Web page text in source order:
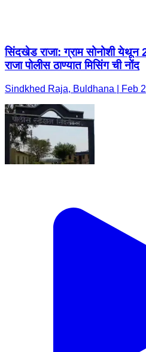
सिंदखेड राजा: ग्राम सोनोशी येथून
राजा पोलीस ठाण्यात मिसिंग ची नोंद
Sindkhed Raja, Buldhana | Feb